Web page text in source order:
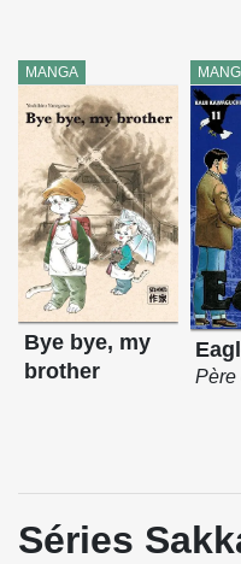
MANGA
Bye bye, my
brother
Père
Séries